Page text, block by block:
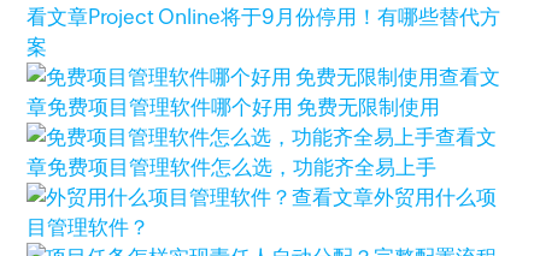
看文章Project Online将于9月份停用！有哪些替代方
案
查看文
章免费项目管理软件哪个好用 免费无限制使用
查看文
章免费项目管理软件怎么选，功能齐全易上手
查看文章外贸用什么项
目管理软件？